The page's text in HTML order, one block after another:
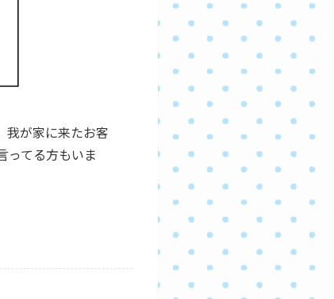
我が家に来たお客
ってる方もいま